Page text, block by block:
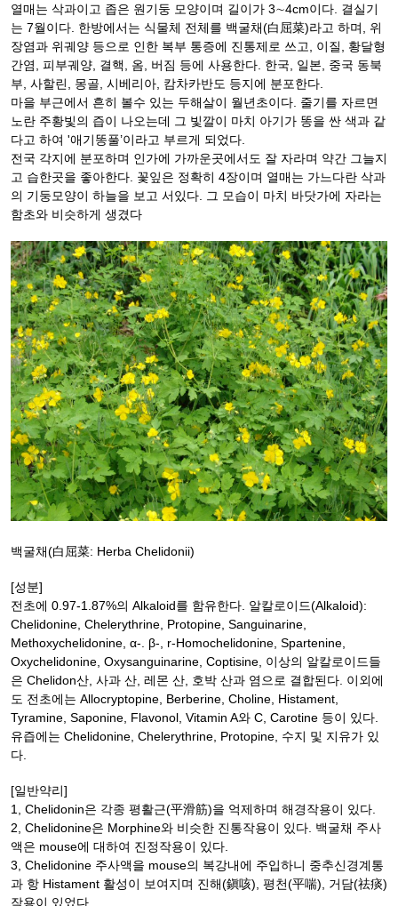
열매는 삭과이고 좁은 원기둥 모양이며 길이가 3∼4cm이다. 결실기
는 7월이다. 한방에서는 식물체 전체를 백굴채(白屈菜)라고 하며, 위
장염과 위궤양 등으로 인한 복부 통증에 진통제로 쓰고, 이질, 황달형
간염, 피부궤양, 결핵, 옴, 버짐 등에 사용한다. 한국, 일본, 중국 동북
부, 사할린, 몽골, 시베리아, 캄차카반도 등지에 분포한다.
마을 부근에서 흔히 볼수 있는 두해살이 월년초이다. 줄기를 자르면
노란 주황빛의 즙이 나오는데 그 빛깔이 마치 아기가 똥을 싼 색과 같
다고 하여 '애기똥풀’이라고 부르게 되었다.
전국 각지에 분포하며 인가에 가까운곳에서도 잘 자라며 약간 그늘지
고 습한곳을 좋아한다. 꽃잎은 정확히 4장이며 열매는 가느다란 삭과
의 기둥모양이 하늘을 보고 서있다. 그 모습이 마치 바닷가에 자라는
함초와 비슷하게 생겼다
백굴채(白屈菜: Herba Chelidonii)
[성분]
전초에 0.97-1.87%의 Alkaloid를 함유한다. 알칼로이드(Alkaloid):
Chelidonine, Chelerythrine, Protopine, Sanguinarine,
Methoxychelidonine, α-. β-, r-Homochelidonine, Spartenine,
Oxychelidonine, Oxysanguinarine, Coptisine, 이상의 알칼로이드들
은 Chelidon산, 사과 산, 레몬 산, 호박 산과 염으로 결합된다. 이외에
도 전초에는 Allocryptopine, Berberine, Choline, Histament,
Tyramine, Saponine, Flavonol, Vitamin A와 C, Carotine 등이 있다.
유즙에는 Chelidonine, Chelerythrine, Protopine, 수지 및 지유가 있
다.
[일반약리]
1, Chelidonin은 각종 평활근(平滑筋)을 억제하며 해경작용이 있다.
2, Chelidonine은 Morphine와 비슷한 진통작용이 있다. 백굴채 주사
액은 mouse에 대하여 진정작용이 있다.
3, Chelidonine 주사액을 mouse의 복강내에 주입하니 중추신경계통
과 항 Histament 활성이 보여지며 진해(鎭咳), 평천(平喘), 거담(祛痰)
작용이 있었다.